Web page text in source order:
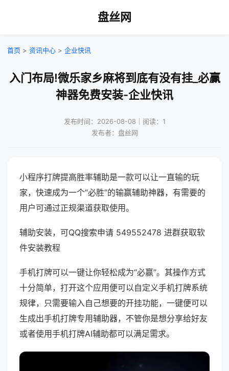
盘丝网
首页 > 资讯中心 > 企业快讯
入门布局!微乐家乡麻将到底有没有挂_必赢
神器免费安装-企业快讯
发布时间：2026-08-08｜阅读：1
发布者：盘丝网
小程序打牌提高胜率辅助是一款可以让一直输的玩
家，快速成为一个“必胜”的输赢辅助神器，有需要的
用户可通过正规渠道获取使用。
辅助安装，可QQ搜索申请 549552478 进群获取软
件安装教程
手机打牌可以一键让你轻松成为“必赢”。其操作方式
十分简单，打开这个应用便可以自定义手机打牌系统
规律，只需要输入自己想要的开挂功能，一键便可以
生成出手机打牌专用辅助器，不管你是想分享给好友
或者使用手机打牌AI辅助都可以满足需求。